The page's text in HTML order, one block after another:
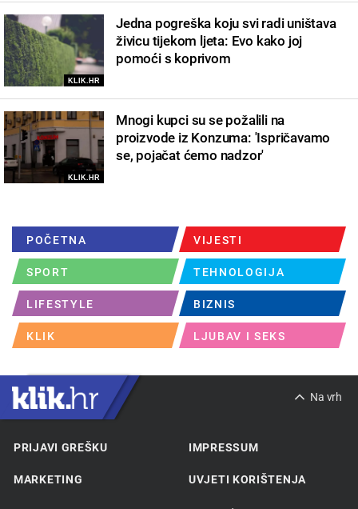
KLIK.HR
Jedna pogreška koju svi radi uništava
živicu tijekom ljeta: Evo kako joj
pomoći s koprivom
KLIK.HR
Mnogi kupci su se požalili na
proizvode iz Konzuma: 'Ispričavamo
se, pojačat ćemo nadzor'
POČETNA VIJESTI
SPORT TEHNOLOGIJA
LIFESTYLE BIZNIS
KLIK LJUBAV I SEKS
Na vrh
PRIJAVI GREŠKU IMPRESSUM
MARKETING UVJETI KORIŠTENJA